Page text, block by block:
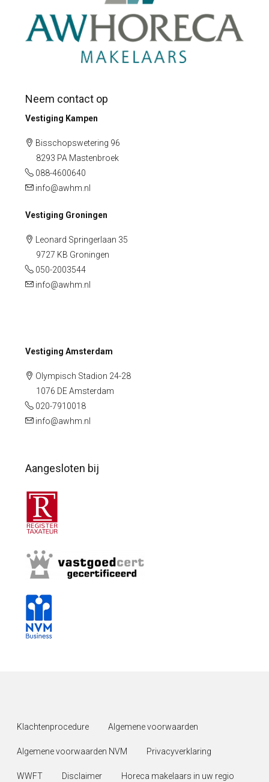
Neem contact op
Vestiging Kampen
Bisschopswetering 96
8293 PA Mastenbroek
088-4600640
info@awhm.nl
Vestiging Groningen
Leonard Springerlaan 35
9727 KB Groningen
050-2003544
info@awhm.nl
Vestiging Amsterdam
Olympisch Stadion 24-28
1076 DE Amsterdam
020-7910018
info@awhm.nl
Aangesloten bij
Klachtenprocedure Algemene voorwaarden
Algemene voorwaarden NVM Privacyverklaring
WWFT Disclaimer Horeca makelaars in uw regio